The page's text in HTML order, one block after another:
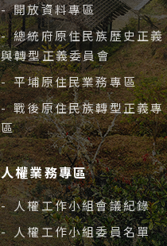
- 開放資料專區
- 總統府原住民族歷史正義
與轉型正義委員會
- 平埔原住民業務專區
- 戰後原住民族轉型正義專
區
人權業務專區
- 人權工作小組會議紀錄
- 人權工作小組委員名單